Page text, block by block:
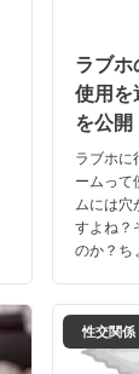
ラブホ
使用を
を公開
ラブホに
ームって
ムには穴
すよね？
のか？ち
性交関係